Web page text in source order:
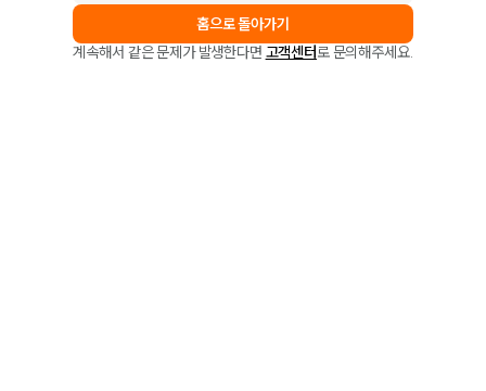
홈으로 돌아가기
계속해서 같은 문제가 발생한다면 고객센터로 문의해주세요.